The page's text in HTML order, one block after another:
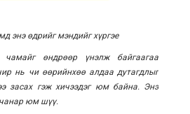
энэ өдрийг мэндийг хүргэе
өндрөөр үнэлж байгаагаа
нь чи өөрийнхөө алдаа дутагдлыг
засах гэж хичээдэг юм байна. Энэ
юм шүү.